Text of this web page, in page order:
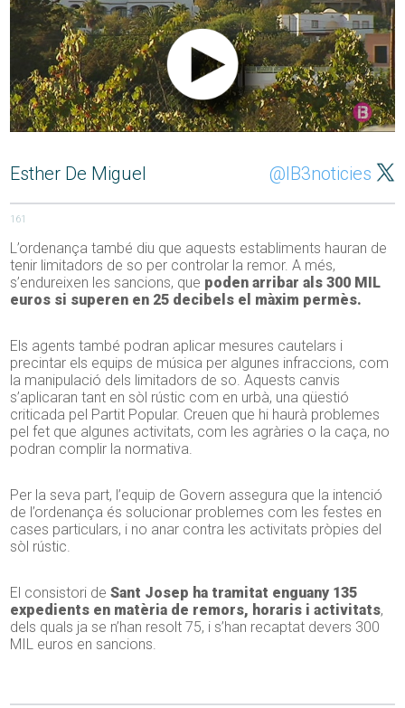
Esther De Miguel @IB3noticies
161
L’ordenança també diu que aquests establiments hauran de
tenir limitadors de so per controlar la remor. A més,
s’endureixen les sancions, que poden arribar als 300 MIL
euros si superen en 25 decibels el màxim permès.
Els agents també podran aplicar mesures cautelars i
precintar els equips de música per algunes infraccions, com
la manipulació dels limitadors de so. Aquests canvis
s’aplicaran tant en sòl rústic com en urbà, una qüestió
criticada pel Partit Popular. Creuen que hi haurà problemes
pel fet que algunes activitats, com les agràries o la caça, no
podran complir la normativa.
Per la seva part, l’equip de Govern assegura que la intenció
de l’ordenança és solucionar problemes com les festes en
cases particulars, i no anar contra les activitats pròpies del
sòl rústic.
El consistori deSant Josep ha tramitat enguany 135
expedients en matèria de remors, horaris i activitats,
dels quals ja se n’han resolt 75, i s’han recaptat devers 300
MIL euros en sancions.